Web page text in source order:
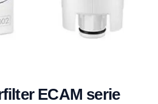
ECAM serie